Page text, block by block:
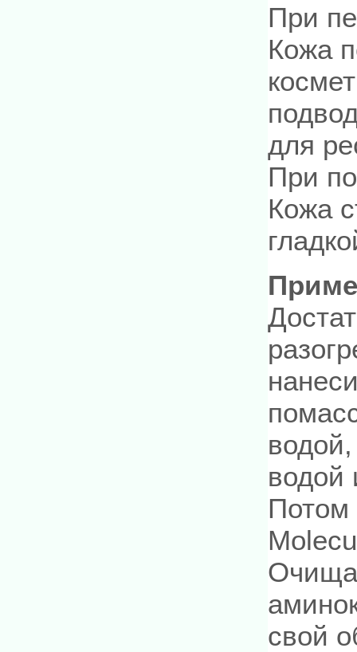
При
Кожа
для
При
Кожа
водой
Потом
свой